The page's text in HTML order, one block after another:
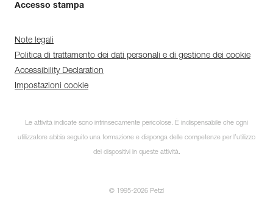
Accesso stampa
Note legali
Politica di trattamento dei dati personali e di gestione dei cookie
Accessibility Declaration
Impostazioni cookie
Le attività indicate sono intrinsecamente pericolose. È indispensabile che ogni
utilizzatore abbia seguito una formazione e disponga delle competenze per l’utilizzo
dei dispositivi in queste attività.
© 1995-2026 Petzl